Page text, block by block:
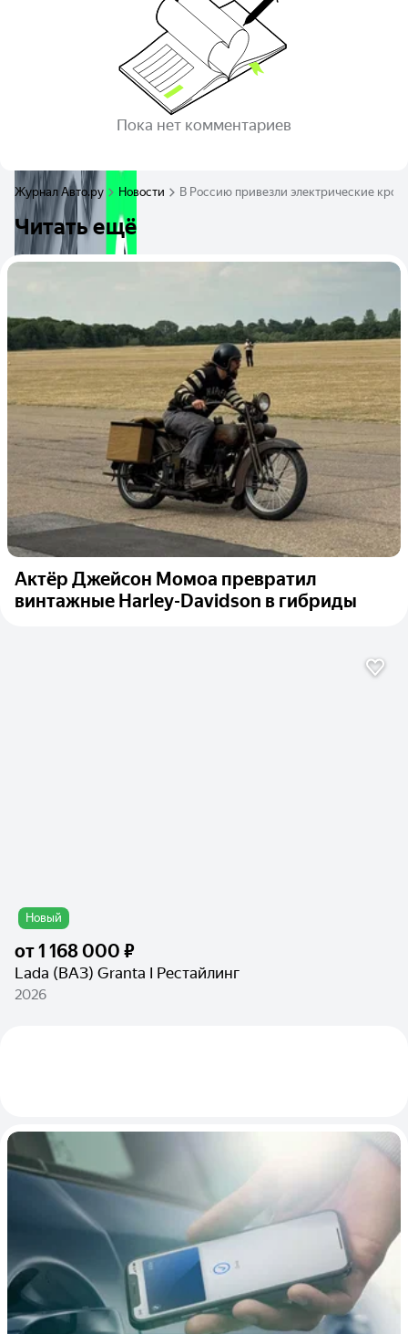
Пока нет комментариев
Журнал Авто.ру Новости В Россию привезли электрические
Читать ещё
Актёр Джейсон Момоа превратил
винтажные Harley-Davidson в гибриды
Новый
от1 168 000 ₽
Lada (ВАЗ) Granta I Рестайлинг
2026